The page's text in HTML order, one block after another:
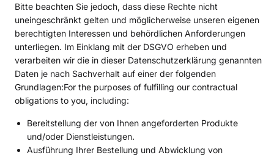
Bitte beachten Sie jedoch, dass diese Rechte nicht
uneingeschränkt gelten und möglicherweise unseren eigenen
berechtigten Interessen und behördlichen Anforderungen
unterliegen. Im Einklang mit der DSGVO erheben und
verarbeiten wir die in dieser Datenschutzerklärung genannten
Daten je nach Sachverhalt auf einer der folgenden
Grundlagen:For the purposes of fulfilling our contractual
obligations to you, including:
Bereitstellung der von Ihnen angeforderten Produkte
und/oder Dienstleistungen.
Ausführung Ihrer Bestellung und Abwicklung von